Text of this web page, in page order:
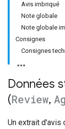
Avis imbriqué
Note globale
Note globale
Consignes
Consignes
Données
(Review,
Un extrait d'avis